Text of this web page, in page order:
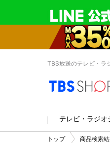
TBS放送のテレビ・ラ
テレビ・ラジオ
トップ 商品検索